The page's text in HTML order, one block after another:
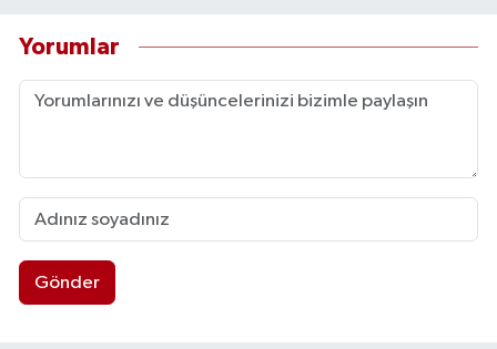
Yorumlar
Gönder